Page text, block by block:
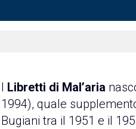
I Libretti di Mal’aria
1994), quale
Bugiani tra il 1951 e il